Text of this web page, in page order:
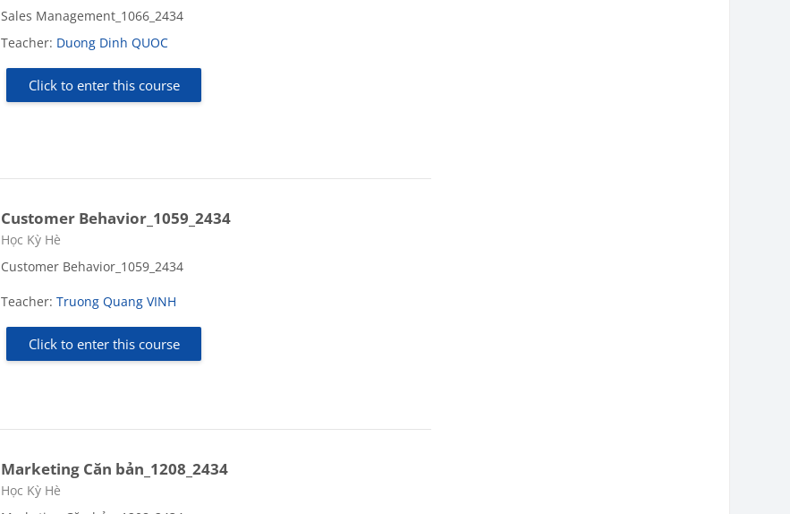
Sales Management_1066_2434
Teacher: Duong Dinh QUOC
Click to enter this course
Customer Behavior_1059_2434
Course category
Học Kỳ Hè
Customer Behavior_1059_2434
Teacher:Truong Quang VINH
Click to enter this course
Marketing Căn bản_1208_2434
Course category
Học Kỳ Hè